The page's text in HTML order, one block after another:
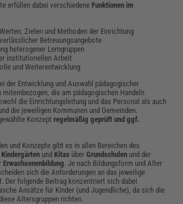
erfüllen dabei verschiedene Funktionen im
Zielen und Methoden der Einrichtung
Betreuungsangebote
heterogener Lerngruppen
institutionellen Arbeit
und Weiterentwicklung
der Entwicklung und Auswahl pädagogischer
miteinbezogen, die am pädagogischen Handeln
die Einrichtungsleitung und das Personal als auch
die jeweiligen Kommunen und Gemeinden.
Konzeptregelmäßig geprüft und ggf.
und Konzepte gibt es in allen Bereichen des
Kindergärten und Kitas überGrundschulen und der
Erwachsenenbildung . Je nach Bildungsform und Alter
sich die Anforderungen an das jeweilige
Der folgende Beitrag konzentriert sich dabei
Ansätze für Kinder (und Jugendliche), da sich die
Altersgruppen richten.